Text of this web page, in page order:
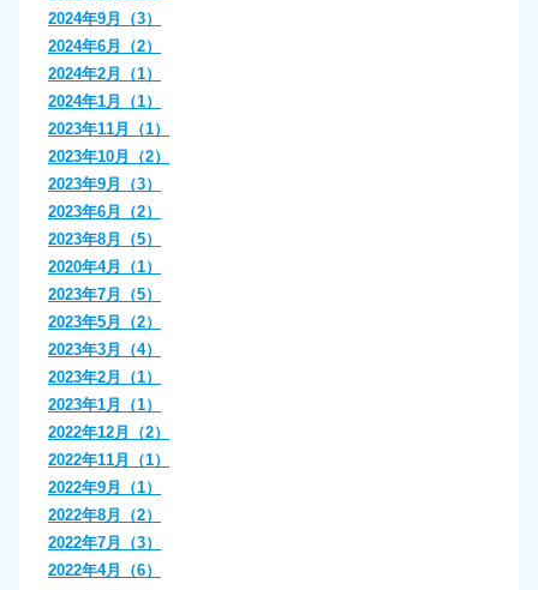
2024年9月（3）
2024年6月（2）
2024年2月（1）
2024年1月（1）
2023年11月（1）
2023年10月（2）
2023年9月（3）
2023年6月（2）
2023年8月（5）
2020年4月（1）
2023年7月（5）
2023年5月（2）
2023年3月（4）
2023年2月（1）
2023年1月（1）
2022年12月（2）
2022年11月（1）
2022年9月（1）
2022年8月（2）
2022年7月（3）
2022年4月（6）